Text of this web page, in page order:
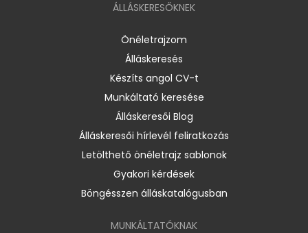
ÁLLÁSKERESŐKNEK
Önéletrajzom
Álláskeresés
Készíts angol CV-t
Munkáltató keresése
Álláskeresői Blog
Álláskeresői hírlevél feliratkozás
Letölthető önéletrajz sablonok
Gyakori kérdések
Böngésszen álláskatalógusban
MUNKÁLTATÓKNAK